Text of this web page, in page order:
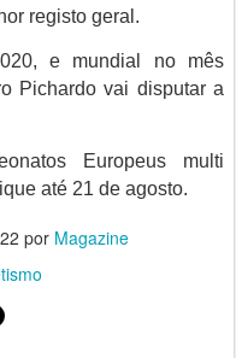
registo geral.
e mundial no mês
Pichardo vai disputar a
Europeus multi
até 21 de agosto.
por Magazine